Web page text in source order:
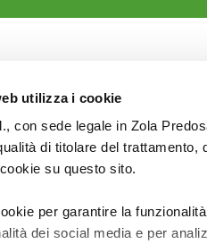
utilizza i cookie
con sede legale in Zola
di titolare del
su questo sito.
per garantire la
dei social media e per